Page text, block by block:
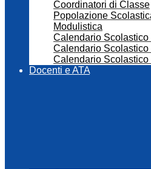
Coordinatori di Classe
Popolazione
Modulistica
Calendario Scolastico
Calendario Scolastico
Calendario Scolastico
Docenti e ATA